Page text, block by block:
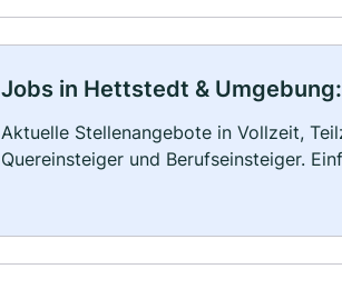
Jobs in Hettstedt &
Aktuelle Stellenangebote in Vollzeit,
Quereinsteiger und Berufseinsteiger.